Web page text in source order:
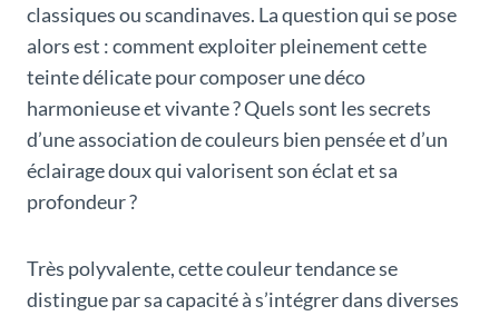
classiques ou scandinaves. La question qui se pose
alors est : comment exploiter pleinement cette
teinte délicate pour composer une déco
harmonieuse et vivante ? Quels sont les secrets
d’une association de couleurs bien pensée et d’un
éclairage doux qui valorisent son éclat et sa
profondeur ?
Très polyvalente, cette couleur tendance se
distingue par sa capacité à s’intégrer dans diverses